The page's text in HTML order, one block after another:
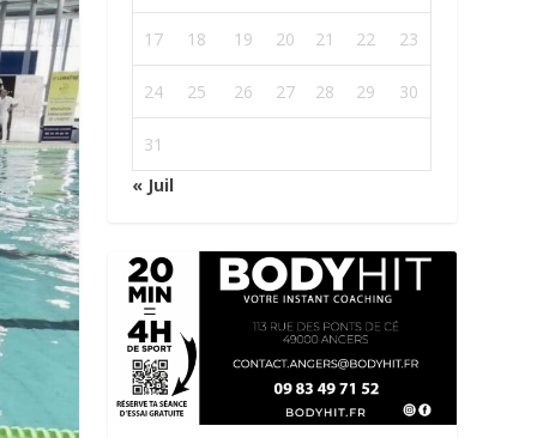
17 18 19 20 21 22 23
24 25 26 27 28 29 30
31
« Juil